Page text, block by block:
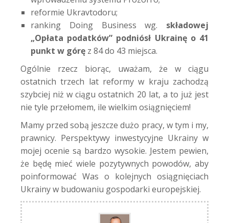
reformie Ukravtodoru;
ranking Doing Business wg. składowej
„Opłata podatków” podniósł Ukrainę o 41
punkt w górę z 84 do 43 miejsca.
Ogólnie rzecz biorąc, uważam, że w ciągu
ostatnich trzech lat reformy w kraju zachodzą
szybciej niż w ciągu ostatnich 20 lat, a to już jest
nie tyle przełomem, ile wielkim osiągnięciem!
Mamy przed sobą jeszcze dużo pracy, w tym i my,
prawnicy. Perspektywy inwestycyjne Ukrainy w
mojej ocenie są bardzo wysokie. Jestem pewien,
że będę mieć wiele pozytywnych powodów, aby
poinformować Was o kolejnych osiągnięciach
Ukrainy w budowaniu gospodarki europejskiej.